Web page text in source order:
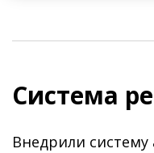
Система
Внедрили систему